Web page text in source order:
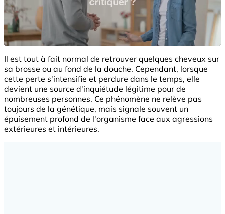
Il est tout à fait normal de retrouver quelques cheveux sur
sa brosse ou au fond de la douche. Cependant, lorsque
cette perte s'intensifie et perdure dans le temps, elle
devient une source d'inquiétude légitime pour de
nombreuses personnes. Ce phénomène ne relève pas
toujours de la génétique, mais signale souvent un
épuisement profond de l'organisme face aux agressions
extérieures et intérieures.